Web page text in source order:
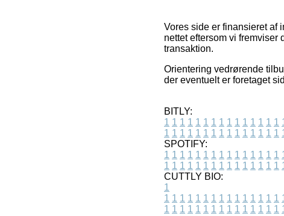
Vores side er finansieret af
nettet eftersom vi fremviser
transaktion.
Orientering vedrørende
der eventuelt er foretaget
BITLY:
1 1 1 1 1 1 1 1 1 1 1 1 1 1 1
1 1 1 1 1 1 1 1 1 1 1 1 1 1 1
SPOTIFY:
1 1 1 1 1 1 1 1 1 1 1 1 1 1 1
1 1 1 1 1 1 1 1 1 1 1 1 1 1 1
CUTTLY BIO:
1
1 1 1 1 1 1 1 1 1 1 1 1 1 1 1
1 1 1 1 1 1 1 1 1 1 1 1 1 1 1